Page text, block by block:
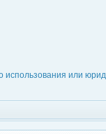
использования или